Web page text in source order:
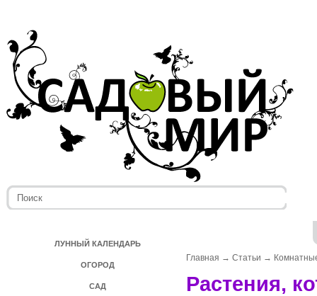
ЛУННЫЙ КАЛЕНДАРЬ
ОГОРОД
САД
Главная → Статьи →
Растения,